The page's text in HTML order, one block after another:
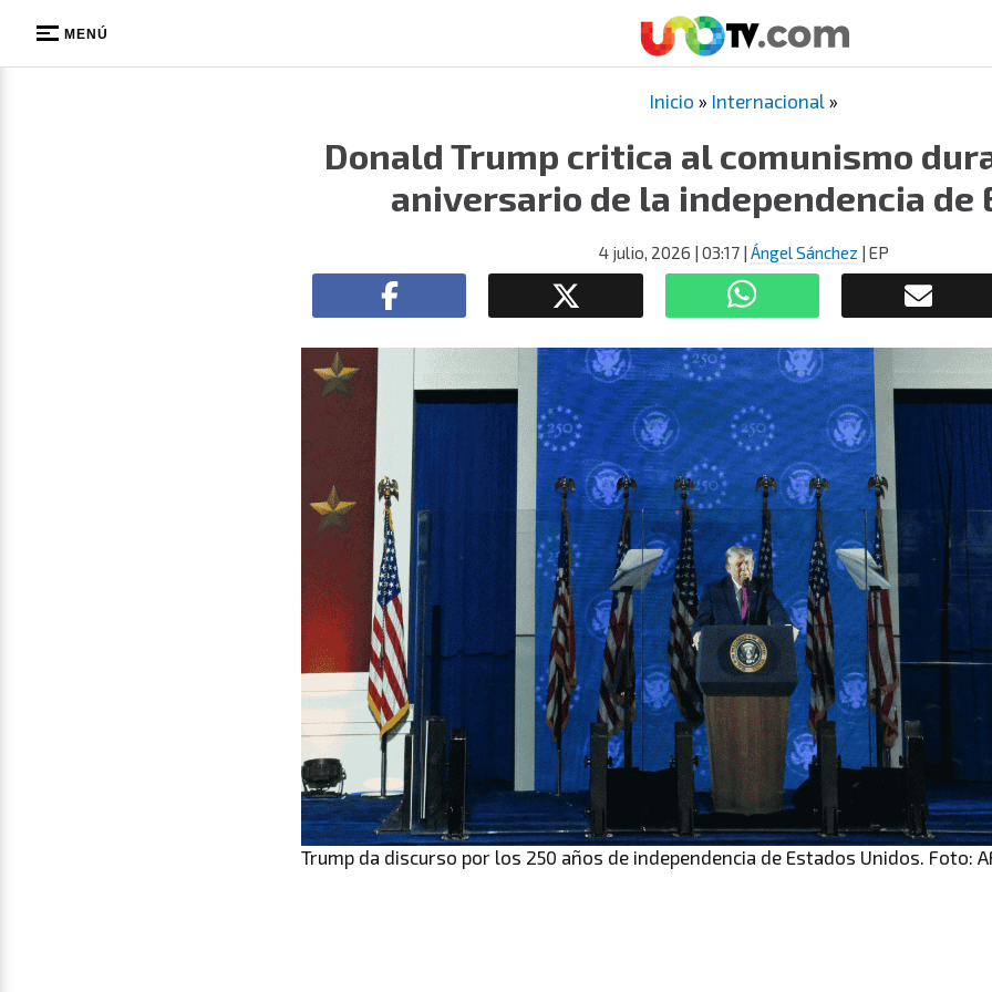
MENÚ
Inicio » Internacional »
Donald Trump critica al comunismo
aniversario de la independencia de
4 julio, 2026 | 03:17 | Ángel Sánchez | EP
Trump da discurso por los 250 años de independencia de Estados Unidos. Foto: